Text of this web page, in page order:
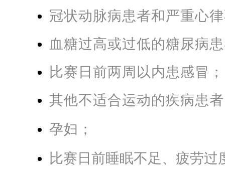
冠状动脉病患者和严重心
血糖过高或过低的糖尿病
比赛日前两周以内患感冒；
其他不适合运动的疾病患
孕妇；
比赛日前睡眠不足、疲劳过